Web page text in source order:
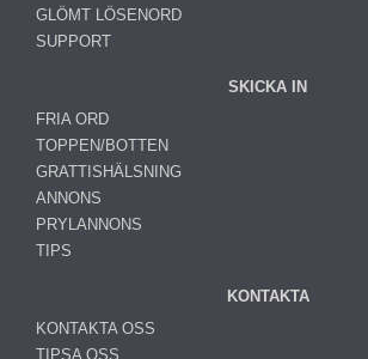
GLÖMT LÖSENORD
SUPPORT
SKICKA IN
FRIA ORD
TOPPEN/BOTTEN
GRATTISHÄLSNING
ANNONS
PRYLANNONS
TIPS
KONTAKTA
KONTAKTA OSS
TIPSA OSS